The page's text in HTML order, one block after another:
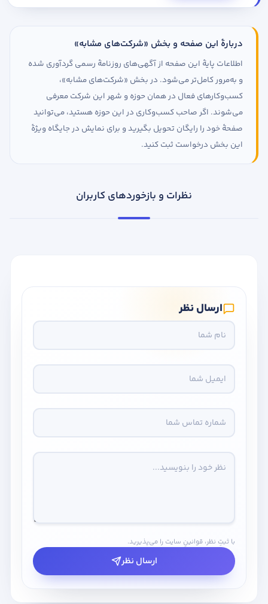
دربارهٔ این صفحه و بخش «شرکت‌های مشابه»
اطلاعات پایهٔ این صفحه از آگهی‌های روزنامهٔ رسمی گردآوری شده
و به‌مرور کامل‌تر می‌شود. در بخش «شرکت‌های مشابه»،
کسب‌وکارهای فعال در همان حوزه و شهر این شرکت معرفی
می‌شوند. اگر صاحب کسب‌وکاری در این حوزه هستید، می‌توانید
صفحهٔ خود را رایگان تحویل بگیرید و برای نمایش در جایگاه ویژهٔ
این بخش درخواست ثبت کنید.
نظرات و بازخوردهای کاربران
ارسال نظر
با ثبتِ نظر، قوانینِ سایت را می‌پذیرید.
ارسال نظر